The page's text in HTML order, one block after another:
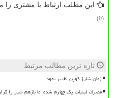
این مطلب ارتباط با مشتری را
(0)
تازه ترین مطالب مرتبط
زمان شارژ کوپن تغییر نمود
مصرف لبنیات یک چهارم شده اما بازهم شیر را